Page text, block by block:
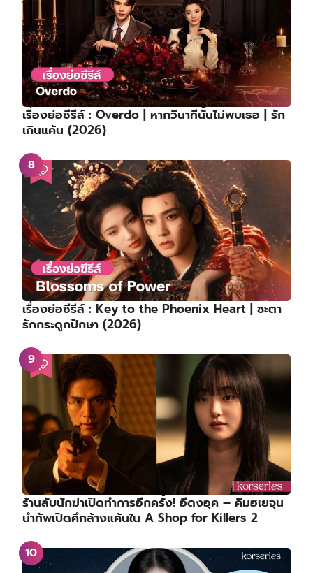
เรื่องย่อซีรีส์ : Overdo | หากวินาทีนั้นไม่พบเธอ | รัก
เกินแค้น (2026)
เรื่องย่อซีรีส์ : Key to the Phoenix Heart | ชะตา
รักกระดูกปักษา (2026)
ร้านลับนักฆ่าเปิดทำการอีกครั้ง! อีดงอุค – คิมฮเยจุน
นำทัพเปิดศึกล้างแค้นใน A Shop for Killers 2